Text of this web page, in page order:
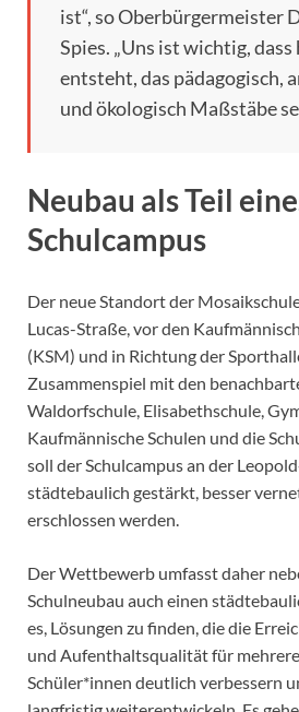
ist“, so Oberbürgermeister
Spies. „Uns ist wichtig,
entsteht, das pädagogisch,
und ökologisch Maßstäbe
Neubau als Teil
Schulcampus
Der neue Standort der
Lucas-Straße, vor den
(KSM) und in Richtung der
Zusammenspiel mit den
Waldorfschule, Elisabethschule,
Kaufmännische Schulen und die
soll der Schulcampus an der
städtebaulich gestärkt, besser
erschlossen werden.
Der Wettbewerb umfasst daher
Schulneubau auch einen
es, Lösungen zu finden, die die
und Aufenthaltsqualität für
Schüler*innen deutlich verbessern